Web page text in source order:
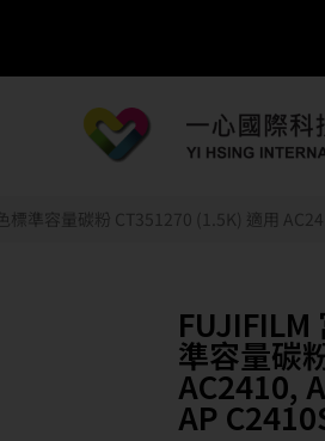
標準容量碳粉 CT351270 (1.5K) 適用
準容量碳
AC2410,
AP